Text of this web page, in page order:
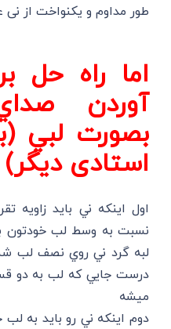
طور مداوم و یکنواخت از نی
اما راه حل
آوردن
بصورت لبي
استادی دیگر)
نسبت به وسط لب خودتون
لبه گرد ني روي نصف لب
درست جايي كه لب به دو
ميشه
دوم اينكه ني رو بايد به لب